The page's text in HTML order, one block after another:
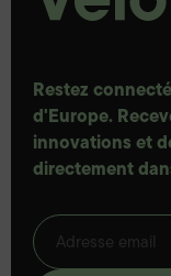
Restez
d'Europe.
innovations et
directement